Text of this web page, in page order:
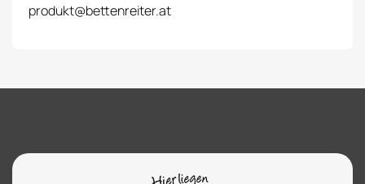
produkt@bettenreiter.at